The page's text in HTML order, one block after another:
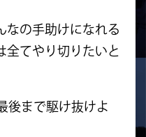
なの手助けになれる
全てやり切りたいと
後まで駆け抜けよ